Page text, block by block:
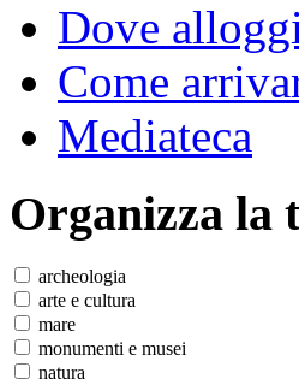
Dove
Come
Mediateca
Organizza la
archeologia
arte e cultura
mare
monumenti e musei
natura